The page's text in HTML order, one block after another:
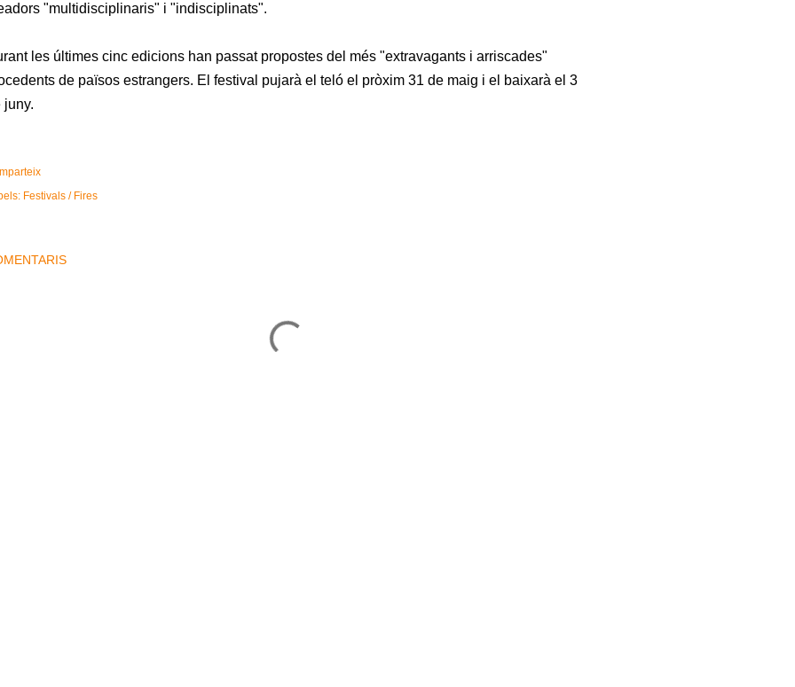
"multidisciplinaris" i "indisciplinats".
les últimes cinc edicions han passat propostes del més "extravagants i arriscades"
de països estrangers. El festival pujarà el teló el pròxim 31 de maig i el baixarà el 3
juny.
Festivals / Fires